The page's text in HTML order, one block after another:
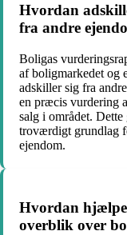
Hvordan
fra andre
Boligas
af boligmarkedet og
adskiller sig fra
en præcis vurdering
salg i området.
troværdigt grundlag
ejendom.
Hvordan
overblik over